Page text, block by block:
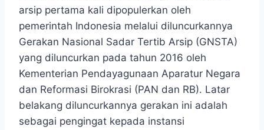
arsip pertama kali dipopulerkan oleh
pemerintah Indonesia melalui diluncurkannya
Gerakan Nasional Sadar Tertib Arsip (GNSTA)
yang diluncurkan pada tahun 2016 oleh
Kementerian Pendayagunaan Aparatur Negara
dan Reformasi Birokrasi (PAN dan RB). Latar
belakang diluncurkannya gerakan ini adalah
sebagai pengingat kepada instansi